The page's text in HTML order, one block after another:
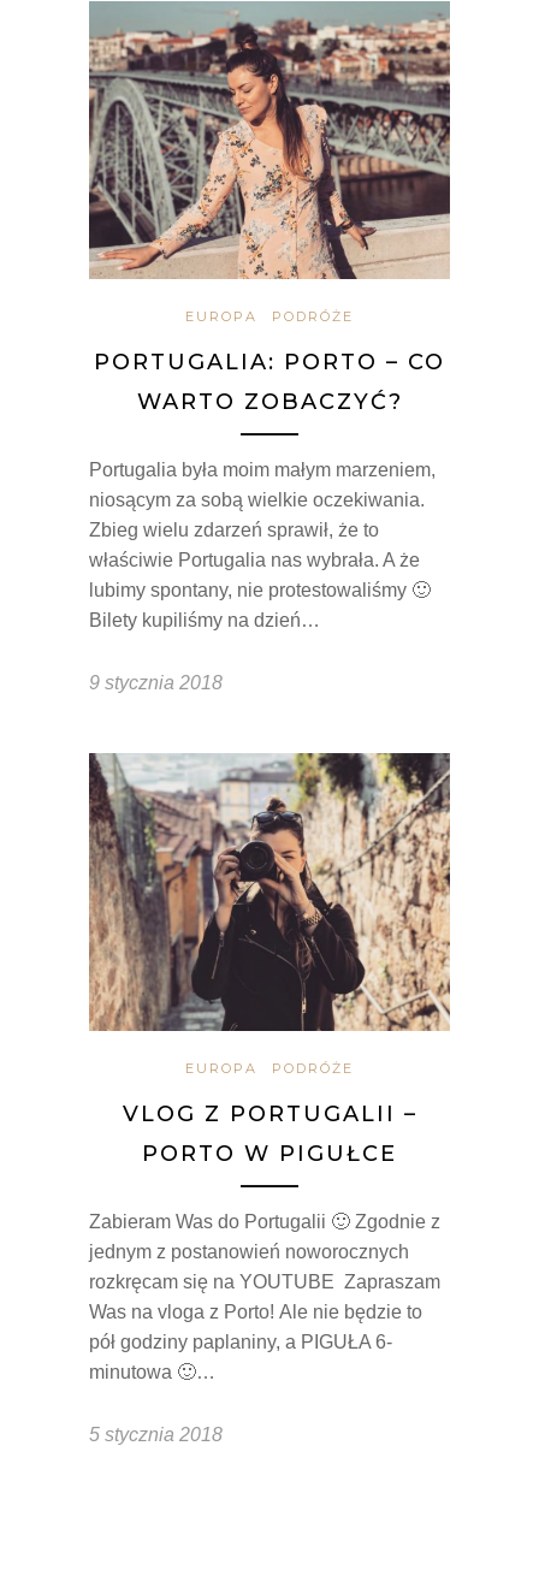
EUROPA PODRÓŻE
PORTUGALIA: PORTO – CO
WARTO ZOBACZYĆ?
Portugalia była moim małym marzeniem,
niosącym za sobą wielkie oczekiwania.
Zbieg wielu zdarzeń sprawił, że to
właściwie Portugalia nas wybrała. A że
lubimy spontany, nie protestowaliśmy 🙂
Bilety kupiliśmy na dzień…
9 stycznia 2018
EUROPA PODRÓŻE
VLOG Z PORTUGALII –
PORTO W PIGUŁCE
Zabieram Was do Portugalii 🙂 Zgodnie z
jednym z postanowień noworocznych
rozkręcam się na YOUTUBE Zapraszam
Was na vloga z Porto! Ale nie będzie to
pół godziny paplaniny, a PIGUŁA 6-
minutowa 🙂…
5 stycznia 2018